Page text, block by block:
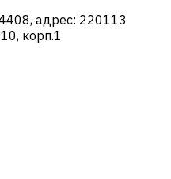
адрес: 220113
корп.1